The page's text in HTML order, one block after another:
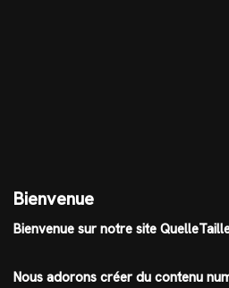
Bienvenue
Bienvenue sur notre site
Nous adorons créer du contenu